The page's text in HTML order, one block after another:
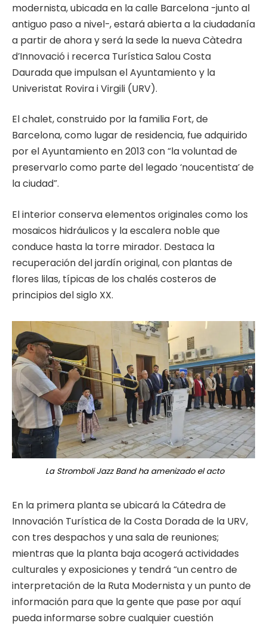
modernista, ubicada en la calle Barcelona -junto al
antiguo paso a nivel-, estará abierta a la ciudadanía
a partir de ahora y será la sede la nueva Càtedra
d’Innovació i recerca Turística Salou Costa
Daurada que impulsan el Ayuntamiento y la
Univeristat Rovira i Virgili (URV).
El chalet, construido por la familia Fort, de
Barcelona, como lugar de residencia, fue adquirido
por el Ayuntamiento en 2013 con “la voluntad de
preservarlo como parte del legado ‘noucentista’ de
la ciudad”.
El interior conserva elementos originales como los
mosaicos hidráulicos y la escalera noble que
conduce hasta la torre mirador. Destaca la
recuperación del jardín original, con plantas de
flores lilas, típicas de los chalés costeros de
principios del siglo XX.
La Stromboli Jazz Band ha amenizado el acto
En la primera planta se ubicará la Cátedra de
Innovación Turística de la Costa Dorada de la URV,
con tres despachos y una sala de reuniones;
mientras que la planta baja acogerá actividades
culturales y exposiciones y tendrá “un centro de
interpretación de la Ruta Modernista y un punto de
información para que la gente que pase por aquí
pueda informarse sobre cualquier cuestión